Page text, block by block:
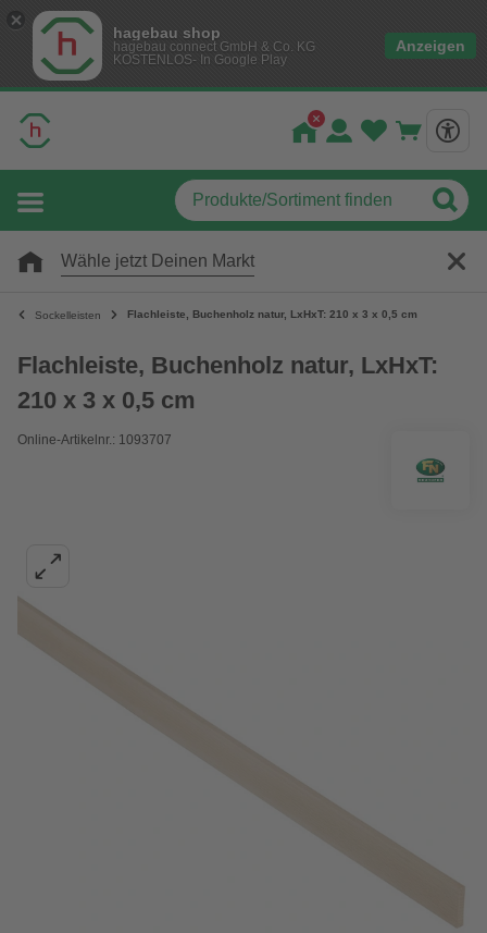
hagebau shop
hagebau connect GmbH & Co. KG
KOSTENLOS- In Google Play
Anzeigen
Wähle jetzt Deinen Markt
Sockelleisten Flachleiste, Buchenholz natur, LxHxT: 210 x 3 x 0,5 cm
Flachleiste, Buchenholz natur, LxHxT:
210 x 3 x 0,5 cm
Online-Artikelnr.: 1093707